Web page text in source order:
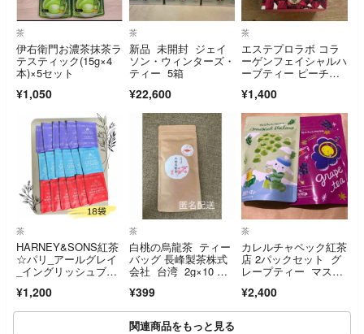
茶
伊右衛門お濃茶抹茶ラ
テスティック(15g×4
本)×5セット
¥1,050
茶
新品 未開封 ジェイ
ソン・ウィンターズ・
ティー 5箱
¥22,600
茶
エステプロラボ コラ
ーゲンフェイシャルハ
ーブティー ピーチフ
¥1,400
茶
HARNEY&SONS紅茶
☆パリ_アールグレイ
_イングリッシュブレ
¥1,200
茶
白桃の烏龍茶 ティー
バッグ 長峰製茶株式
会社 台湾 2g×10 匿
¥399
茶
カレルチャペック紅茶
店 2パックセット グ
レープティー マスカ
スタンドパック 3gX8
¥2,400
関連商品をもっと見る